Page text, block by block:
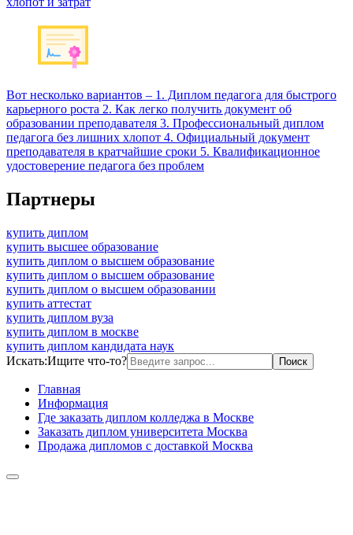
Вот несколько вариантов – 1. Диплом педагога для быстрого
карьерного роста 2. Как легко получить документ об
образовании преподавателя 3. Професcиональный диплом
педагога без лишних хлопот 4. Официальный документ
преподавателя в кратчайшие сроки 5. Квалификационное
удостоверение педагога без проблем
Партнеры
купить диплом
купить высшее образование
купить диплом о высшем образование
купить диплом о высшем образование
купить диплом о высшем образовании
купить аттестат
купить диплом вуза
купить диплом в москве
купить диплом кандидата наук
Искать:Ищите что-то?
Главная
Информация
Где заказать диплом колледжа в Москве
Заказать диплом университета Москва
Продажа дипломов с доставкой Москва